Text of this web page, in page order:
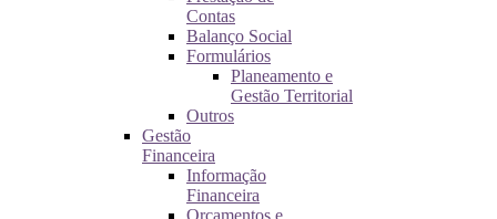
Contas
Balanço Social
Formulários
Planeamento e
Gestão Territorial
Outros
Gestão
Financeira
Informação
Financeira
Orçamentos e